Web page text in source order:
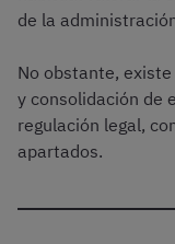
de la
No obstante,
y consolidación de
regulación legal,
apartados.